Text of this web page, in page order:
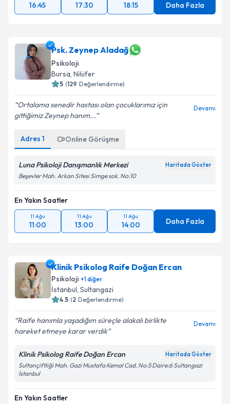
16:45
17:30 18:15 Daha Fazla
Psk. Zeynep Aladağ
Psikoloji
Bursa, Nilüfer
5 (129 Değerlendirme)
Ortalama senedir hastası olan çocuklarımız için
gittiğimiz Zeynep hanım...
Devamı
Adres 1 Online Görüşme
Luna Psikoloji Danışmanlık Merkezi Haritada Göster
Beşevler Mah. Arkan Sitesi Simge sok. No:10
En Yakın Saatler
11 Ağu
11:00
11 Ağu
13:00
11 Ağu
14:00 Daha Fazla
Klinik Psikolog Raife Doğan Ercan
Psikoloji +1diğer
İstanbul, Sultangazi
4.5 (2 Değerlendirme)
Raife hanımla yaşadığım süreçle alakalı birlikte
hareket etmeye karar verdik
Devamı
Klinik Psikolog Raife Doğan Ercan Haritada Göster
Sultançiftliği Mah. Gazi Mustafa Kemal Cad. No:5 Daire:6 Sultangazi
İstanbul
En Yakın Saatler